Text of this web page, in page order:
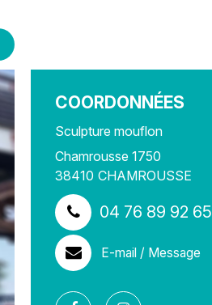
COORDONNÉES
Sculpture mouflon
Chamrousse 1750
38410 CHAMROUSSE
04 76 89 92 65
E-mail / Message